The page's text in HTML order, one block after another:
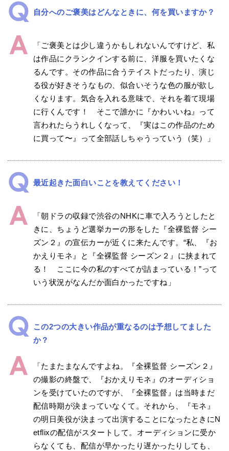
自分へのご褒美はどんなときに、何を買いますか？
「ご褒美とは少し違うかもしれないんですけど、私
は作品にクランクインする前に、洋服を買いたくな
るんです。その作品に合うテイストだったり、演じ
る役が好きそうなもの、似合いそうな色の服が欲し
くなります。気合を入れる意味で、それを着て現場
に行くんです！ そこで誰かに『かわいいね』って
言われたらうれしくなって、『実はこの作品のため
に買って〜』って全部話しちゃうっていう（笑）」
最近起きた面白いことを教えてください！
「朝ドラの収録で渋谷のNHKに車で入ろうとしたと
きに、ちょうど選挙カーの形をした『全裸監督 シー
ズン２』の宣伝カーが近くに来たんです。“私、『お
かえりモネ』と『全裸監督 シーズン２』に挟まれて
る！ ここに今の私のすべてが詰まっている！”って
いう状況がなんだか面白かったですね」
この2つの大きい作品が重なるのは予想してました
か？
「たまたまなんですよね。『全裸監督 シーズン２』
の撮影の終盤で、『おかえりモネ』のオーディショ
ンを受けていたのですが、『全裸監督』は当時まだ
配信時期が決まっていなくて。それから、『モネ』
の明日美役が決まって出演することになったときにN
etflixの配信がスタートして。オーディションに受か
らなくても、配信が早かったり遅かったりしても、